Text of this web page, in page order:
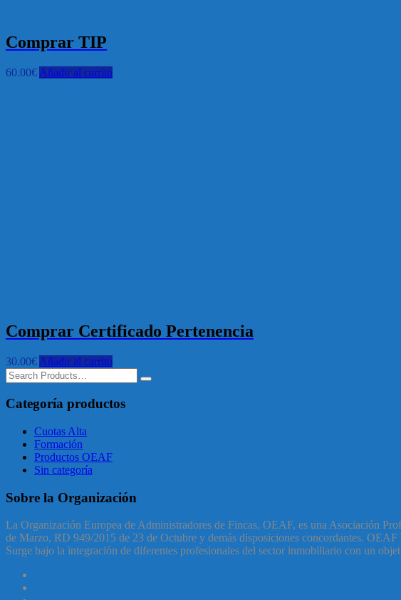
Comprar TIP
60.00€ Añadir al carrito
Comprar Certificado Pertenencia
30.00€ Añadir al carrito
Categoría productos
Cuotas Alta
Formación
Productos OEAF
Sin categoría
Sobre la Organización
La Organización Europea de Administradores de Fincas, OEAF, es una Asociación
de Marzo, RD 949/2015 de 23 de Octubre y demás disposiciones concordantes.
Surge bajo la integración de diferentes profesionales del sector inmobiliario con un